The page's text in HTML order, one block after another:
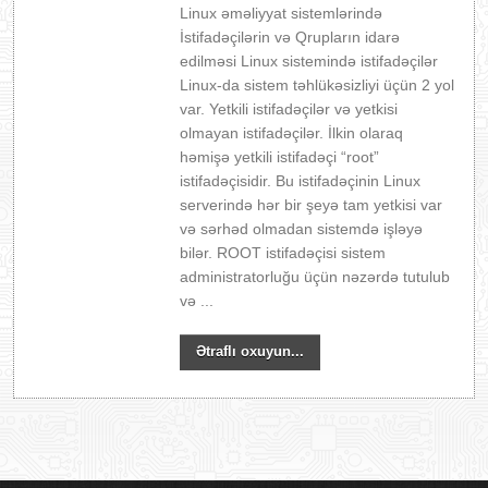
Linux əməliyyat sistemlərində
İstifadəçilərin və Qrupların idarə
edilməsi Linux sistemində istifadəçilər
Linux-da sistem təhlükəsizliyi üçün 2 yol
var. Yetkili istifadəçilər və yetkisi
olmayan istifadəçilər. İlkin olaraq
həmişə yetkili istifadəçi “root”
istifadəçisidir. Bu istifadəçinin Linux
serverində hər bir şeyə tam yetkisi var
və sərhəd olmadan sistemdə işləyə
bilər. ROOT istifadəçisi sistem
administratorluğu üçün nəzərdə tutulub
və ...
Ətraflı oxuyun...